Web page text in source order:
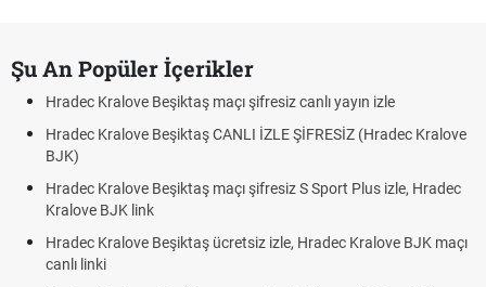
Şu An Popüler İçerikler
Hradec Kralove Beşiktaş maçı şifresiz canlı yayın izle
Hradec Kralove Beşiktaş CANLI İZLE ŞİFRESİZ (Hradec Kralove
BJK)
Hradec Kralove Beşiktaş maçı şifresiz S Sport Plus izle, Hradec
Kralove BJK link
Hradec Kralove Beşiktaş ücretsiz izle, Hradec Kralove BJK maçı
canlı linki